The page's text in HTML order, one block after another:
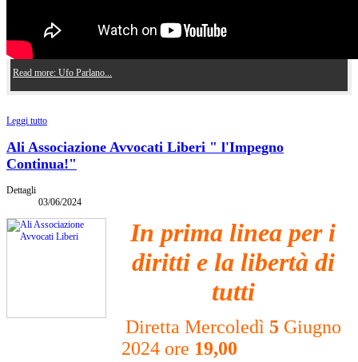
Ufo Parlano i Piloti è entrato nella prestigiosa vetrina libraria di
un dove…
Read more: Ufo Parlano...
Leggi tutto
Ali Associazione Avvocati Liberi " l'Impegno
Continua!"
Dettagli
03/06/2024
In prima linea per i
diritti e la libertà di
tutti
Diretta Mercoledì 5Giugno
2024 ore 19,00